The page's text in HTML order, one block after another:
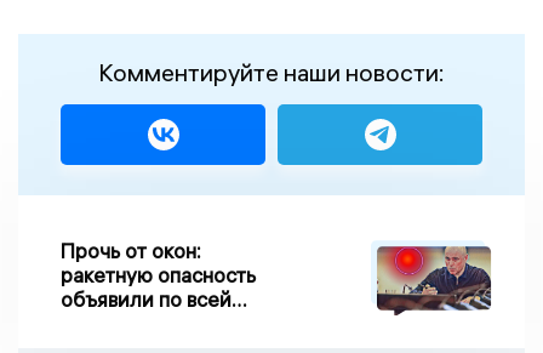
Комментируйте наши новости:
Прочь от окон:
ракетную опасность
объявили по всей